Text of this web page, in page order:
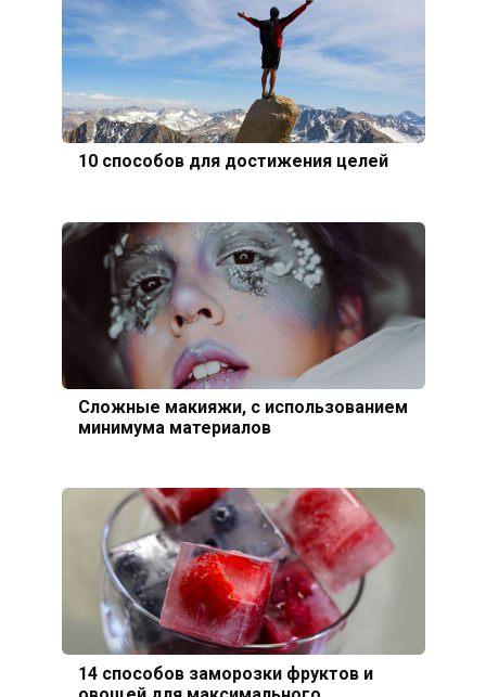
10 способов для достижения целей
Сложные макияжи, с использованием
минимума материалов
14 способов заморозки фруктов и